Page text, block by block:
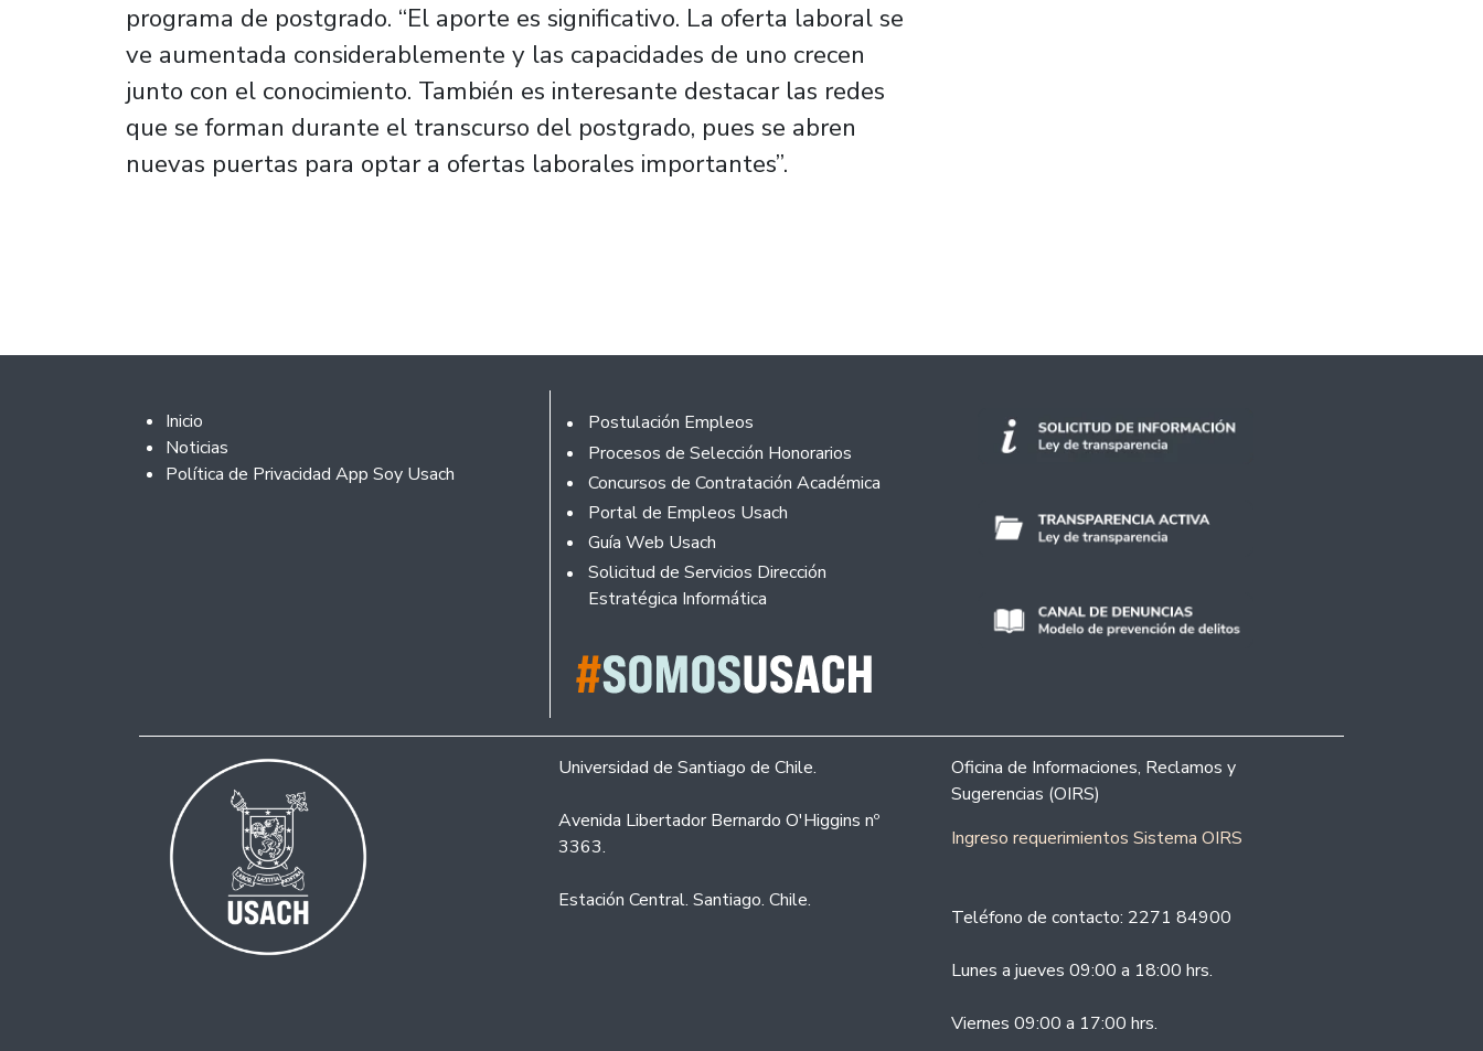
programa de postgrado. “El aporte es significativo. La oferta laboral se
ve aumentada considerablemente y las capacidades de uno crecen
junto con el conocimiento. También es interesante destacar las redes
que se forman durante el transcurso del postgrado, pues se abren
nuevas puertas para optar a ofertas laborales importantes”.
Footer 2
Inicio
Noticias
Política de Privacidad App Soy Usach
Footer
Postulación Empleos
Procesos de Selección Honorarios
Concursos de Contratación Académica
Portal de Empleos Usach
Guía Web Usach
Solicitud de Servicios Dirección
Estratégica Informática
Universidad de Santiago de Chile.
Avenida Libertador Bernardo O'Higgins nº
3363.
Estación Central. Santiago. Chile.
Oficina de Informaciones, Reclamos y
Sugerencias (OIRS)
Ingreso requerimientos Sistema OIRS
Teléfono de contacto: 2271 84900
Lunes a jueves 09:00 a 18:00 hrs.
Viernes 09:00 a 17:00 hrs.